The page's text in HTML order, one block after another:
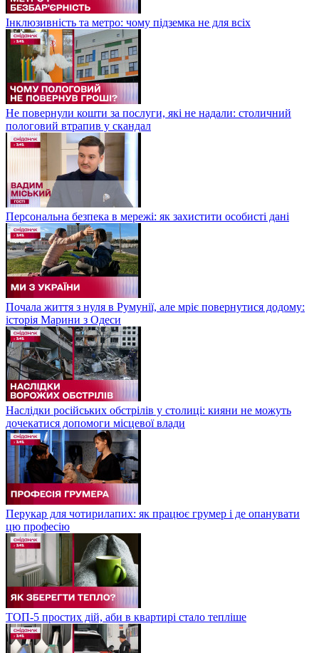
Інклюзивність та метро: чому підземка не для всіх
Не повернули кошти за послуги, які не надали: столичний
пологовий втрапив у скандал
Персональна безпека в мережі: як захистити особисті дані
Почала життя з нуля в Румунії, але мріє повернутися додому:
історія Марини з Одеси
Наслідки російських обстрілів у столиці: кияни не можуть
дочекатися допомоги місцевої влади
Перукар для чотирилапих: як працює грумер і де опанувати
цю професію
ТОП-5 простих дій, аби в квартирі стало тепліше